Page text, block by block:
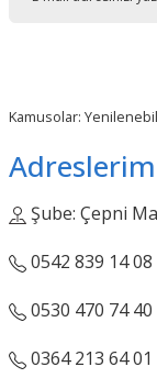
Kamusolar:
Şube: Çepni
0542 839 14 08
0530 470 74 40
0364 213 64 01